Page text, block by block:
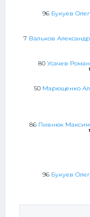
96 Букуев Олег
7 Вальков Александр
80 Усачев Роман
50 Марющенко
86 Пивнюк Максим
96 Букуев Олег